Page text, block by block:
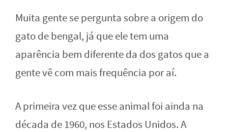
Muita gente se pergunta sobre a origem do
gato de bengal, já que ele tem uma
aparência bem diferente da dos gatos que a
gente vê com mais frequência por aí.
A primeira vez que esse animal foi ainda na
década de 1960, nos Estados Unidos. A